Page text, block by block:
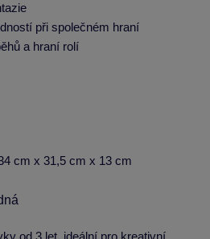
při společném hraní
a hraní rolí
cm x 31,5 cm x 13 cm
od 3 let, ideální pro kreativní